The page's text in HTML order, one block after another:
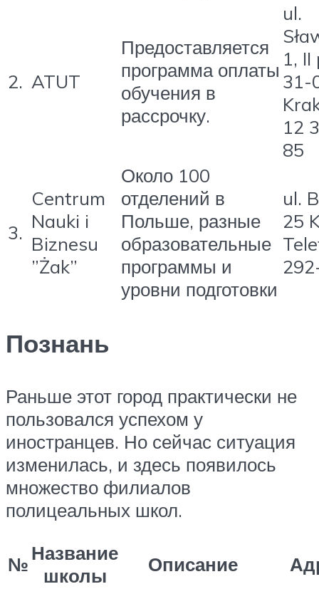
2. ATUT
Предоставляется
программа оплаты
обучения в
рассрочку.
ul.
1,
31-
12
85
3.
Centrum
Nauki i
Biznesu
”Żak”
Около 100
отделений в
Польше, разные
образовательные
программы и
уровни подготовки
ul.
25
Познань
Раньше этот город практически не
пользовался успехом у
иностранцев. Но сейчас ситуация
изменилась, и здесь появилось
множество филиалов
полицеальных школ.
№Название
школы
Описание